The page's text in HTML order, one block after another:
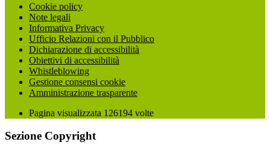
Cookie policy
Note legali
Informativa Privacy
Ufficio Relazioni con il Pubblico
Dichiarazione di accessibilità
Obiettivi di accessibilità
Whistleblowing
Gestione consensi cookie
Amministrazione trasparente
Pagina visualizzata 126194 volte
Sezione Copyright